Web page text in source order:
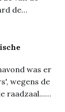
de
van 2025.
was
vergissing
was er
wegens de
raadzaal...
met de